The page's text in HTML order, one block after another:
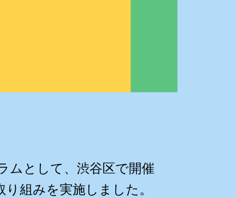
ラムとして、渋谷区で開催
り組みを実施しました。